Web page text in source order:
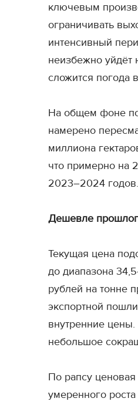
ключевым
ограничивать
интенсивный
неизбежно уйдёт
сложится погода
На общем фоне
намерено
миллиона
что примерно на
2023–2024 годов.
Дешевле
Текущая цена
до диапазона
рублей на тонне
экспортной
внутренние
небольшое
По рапсу
умеренного